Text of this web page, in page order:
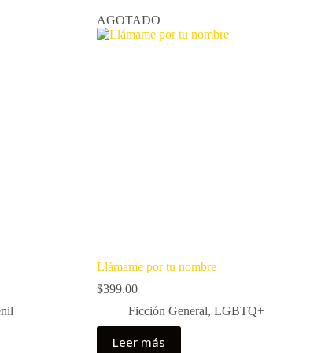
AGOTADO
Llámame por tu nombre
$399.00
Ficción General, LGBTQ+
Leer más